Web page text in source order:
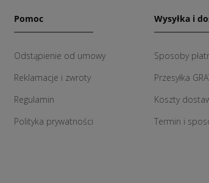
Pomoc
Odstąpienie od umowy
Reklamacje i zwroty
Regulamin
Polityka prywatności
Wysyłka i
Sposoby
Przesyłka
Koszty
Termin i